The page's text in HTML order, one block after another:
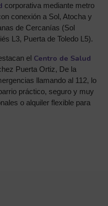
corporativa mediante metro
conexión a Sol, Atocha y
de Cercanías (Sol
L3, Puerta de Toledo L5).
el Centro de Salud
Puerta Ortiz, De la
llamando al 112, lo
práctico, seguro y muy
o alquiler flexible para